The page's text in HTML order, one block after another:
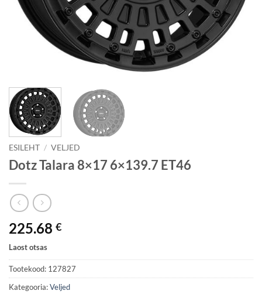
ESILEHT / VELJED
Dotz Talara 8×17 6×139.7 ET46
225.68 €
Laost otsas
Tootekood: 127827
Kategooria:Veljed